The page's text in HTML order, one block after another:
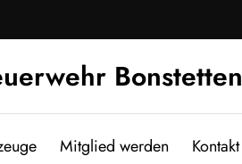
Bonstetten
Mitglied werden Kontakt